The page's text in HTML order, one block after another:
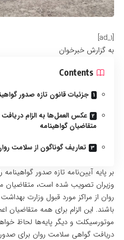
[ad_1]
به گزارش خبرخوان
Contents
جزئیات قانون تازه صدور
عکس العمل‌ها به الزام
متقاضیان گواهینامه
تعاریف گوناگون از سلامت
بر پایه آیین‌نامه تازه صدور
وزیران تصویب شده است، متقاضیان
روان از مراکز مورد قبول وزارت
باشند. این الزام برای همه متقاضیان
موتورسیکلت و دیگر پایه‌ها لحاظ
دریافت گواهی سلامت روان برای صدور